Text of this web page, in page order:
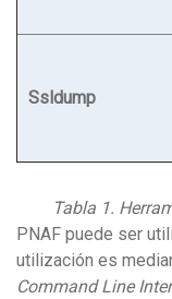
Ssldump
Tabla 1.
PNAF puede ser
utilización es
Command Line